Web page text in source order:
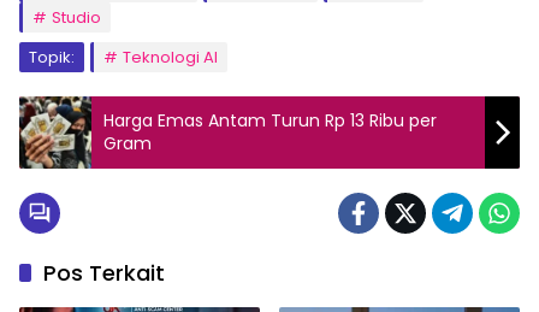
Studio
Topik:
Teknologi AI
Harga Emas Antam Turun Rp 13 Ribu per
Gram
Pos Terkait